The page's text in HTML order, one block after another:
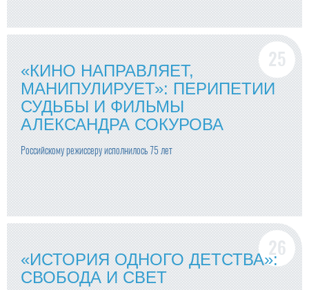
«КИНО НАПРАВЛЯЕТ,
МАНИПУЛИРУЕТ»: ПЕРИПЕТИИ
СУДЬБЫ И ФИЛЬМЫ
АЛЕКСАНДРА СОКУРОВА
Российскому режиссеру исполнилось 75 лет
«ИСТОРИЯ ОДНОГО ДЕТСТВА»:
СВОБОДА И СВЕТ